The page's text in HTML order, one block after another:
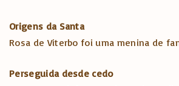
Origens da Santa
Rosa de Viterbo foi uma menina de
Perseguida desde cedo